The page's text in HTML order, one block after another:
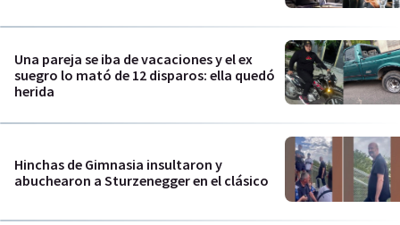
Una pareja se iba de vacaciones y el ex
suegro lo mató de 12 disparos: ella quedó
herida
Hinchas de Gimnasia insultaron y
abuchearon a Sturzenegger en el clásico